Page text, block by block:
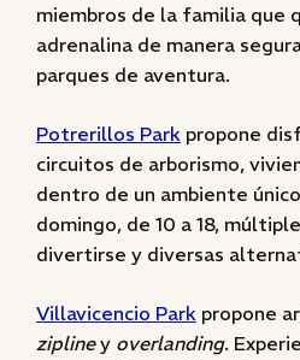
miembros de la familia que
adrenalina de manera
parques de aventura.
Potrerillos Park propone
circuitos de arborismo,
dentro de un ambiente
domingo, de 10 a 18,
divertirse y diversas
Villavicencio Park propone
zipliney overlanding.